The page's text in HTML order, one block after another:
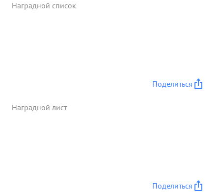
Наградной список
Поделиться
Наградной лист
Поделиться